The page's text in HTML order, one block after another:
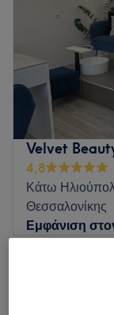
Velvet
4,8
Κάτω
Θεσσαλονίκης
Εμφάνιση
Περισσότερα